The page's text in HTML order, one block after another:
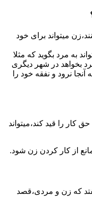
میتواند برای خود
به مرد بگوید که مثلا
بخواهد در شهر دیگری
نرود و نفقه خود را
کار را قید کند،میتواند
از کار کردن زن شود.
که زن و مردی،قصد